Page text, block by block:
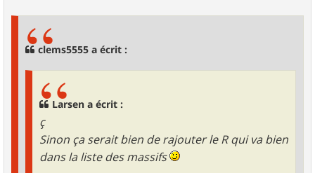
clems5555 a écrit :
Larsen a écrit :
ç
Sinon ça serait bien de rajouter le R qui va bien
dans la liste des massifs